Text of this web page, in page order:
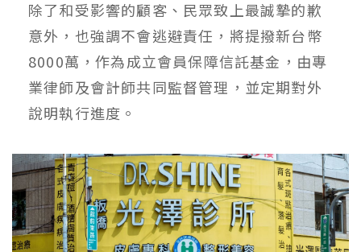
除了和受影響的顧客、民眾致上最誠摯的歉
意外，也強調不會逃避責任，將提撥新台幣
8000萬，作為成立會員保障信託基金，由專
業律師及會計師共同監督管理，並定期對外
說明執行進度。